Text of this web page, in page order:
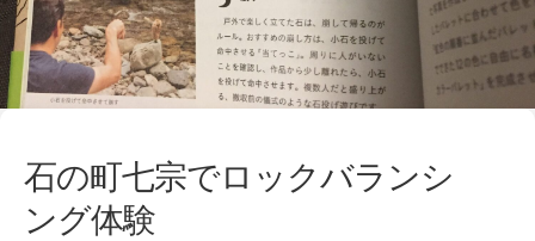
石の町七宗でロックバランシ
ング体験